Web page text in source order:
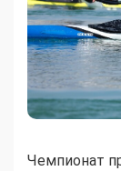
Чемпионат